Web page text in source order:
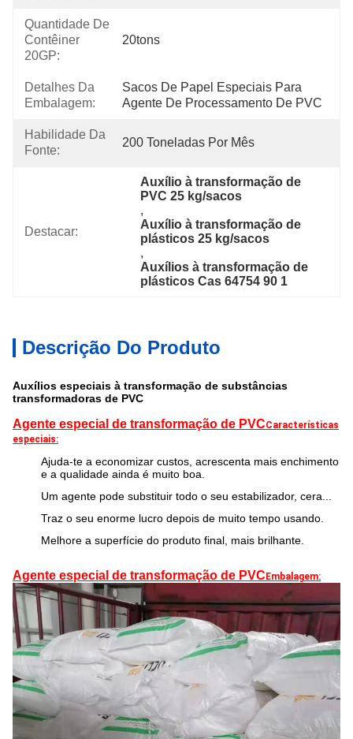
Quantidade De
Contêiner
20GP:
20tons
Detalhes Da
Embalagem:
Sacos De Papel Especiais Para
Agente De Processamento De PVC
Habilidade Da
Fonte:
200 Toneladas Por Mês
Destacar:
Auxílio à transformação de
PVC 25 kg/sacos
,
Auxílio à transformação de
plásticos 25 kg/sacos
,
Auxílios à transformação de
plásticos Cas 64754 90 1
Descrição Do Produto
Auxílios especiais à transformação de substâncias
transformadoras de PVC
Agente especial de transformação de PVCCaracterísticas
especiais:
Ajuda-te a economizar custos, acrescenta mais enchimento
e a qualidade ainda é muito boa.
Um agente pode substituir todo o seu estabilizador, cera...
Traz o seu enorme lucro depois de muito tempo usando.
Melhore a superfície do produto final, mais brilhante.
Agente especial de transformação de PVC Embalagem: